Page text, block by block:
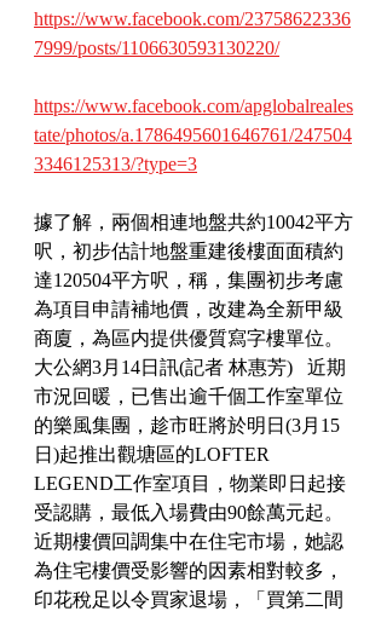
https://www.facebook.com/23758622336
7999/posts/1106630593130220/
https://www.facebook.com/apglobalreales
tate/photos/a.1786495601646761/247504
3346125313/?type=3
據了解，兩個相連地盤共約10042平方
呎，初步估計地盤重建後樓面面積約
達120504平方呎，稱，集團初步考慮
為項目申請補地價，改建為全新甲級
商廈，為區内提供優質寫字樓單位。
大公網3月14日訊(記者 林惠芳)   近期
市況回暖，已售出逾千個工作室單位
的樂風集團，趁市旺將於明日(3月15
日)起推出觀塘區的LOFTER
LEGEND工作室項目，物業即日起接
受認購，最低入場費由90餘萬元起。
近期樓價回調集中在住宅市場，她認
為住宅樓價受影響的因素相對較多，
印花稅足以令買家退場，「買第二間